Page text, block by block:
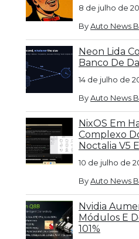
8 de julho de
ByAuto News
Neon Lida
Banco De
14 de julho de
ByAuto News
NixOS Em
Complexo
Noctalia V5
10 de julho de
ByAuto News
Nvidia
Módulos E
101%